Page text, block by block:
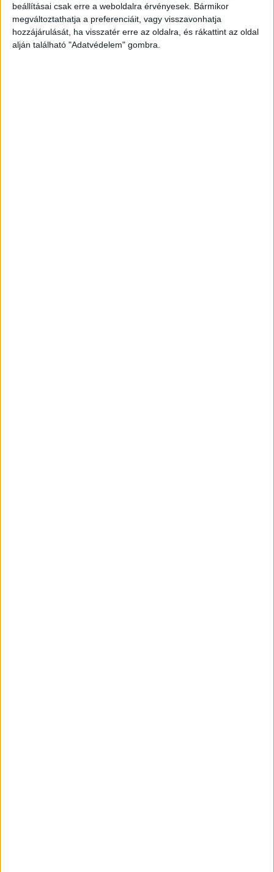
beállításai csak erre a weboldalra érvényesek. Bármikor
megváltoztathatja a preferenciáit, vagy visszavonhatja
hozzájárulását, ha visszatér erre az oldalra, és rákattint az oldal
alján található "Adatvédelem" gombra.
budaörsi lakóhelyén kábítószert fogyasztott. Ezt
követően kiment lakásának erkélyére ahol
vonyítani kezdett, majd egy gáz- és riasztó